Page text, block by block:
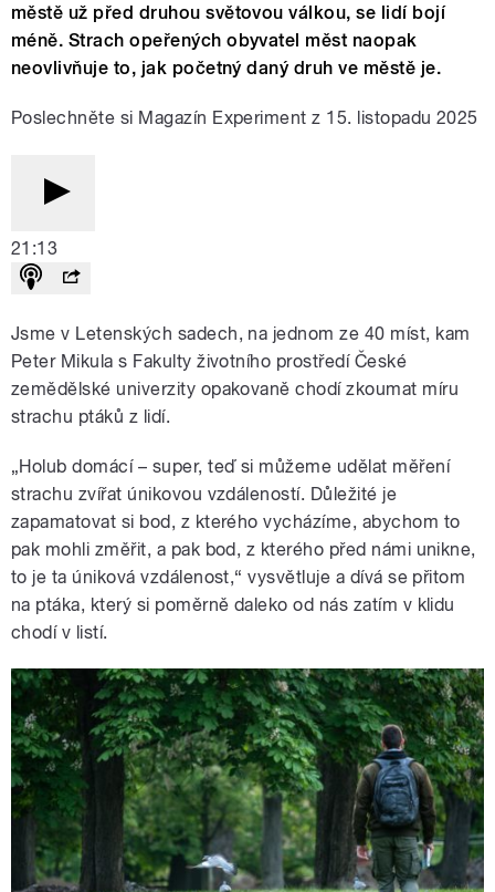
městě už před druhou světovou válkou, se lidí bojí
méně. Strach opeřených obyvatel měst naopak
neovlivňuje to, jak početný daný druh ve městě je.
Poslechněte si Magazín Experiment z 15. listopadu 2025
21:13
Jsme v Letenských sadech, na jednom ze 40 míst, kam
Peter Mikula s Fakulty životního prostředí České
zemědělské univerzity opakovaně chodí zkoumat míru
strachu ptáků z lidí.
„Holub domácí – super, teď si můžeme udělat měření
strachu zvířat únikovou vzdáleností. Důležité je
zapamatovat si bod, z kterého vycházíme, abychom to
pak mohli změřit, a pak bod, z kterého před námi unikne,
to je ta úniková vzdálenost,“ vysvětluje a dívá se přitom
na ptáka, který si poměrně daleko od nás zatím v klidu
chodí v listí.